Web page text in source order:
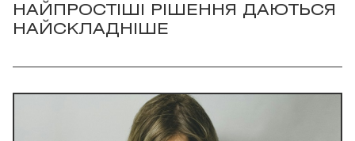
НАЙПРОСТІШІ РІШЕННЯ ДАЮТЬСЯ
НАЙСКЛАДНІШЕ